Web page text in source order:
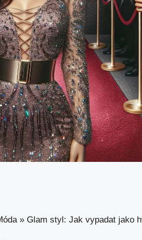
» Glam styl: Jak vypadat jako